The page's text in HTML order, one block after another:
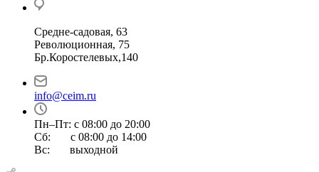
Средне-садовая, 63
Революционная, 75
Бр.Коростелевых,140
info@ceim.ru
Пн–Пт: с 08:00 до 20:00
Сб: с 08:00 до 14:00
Вс: выходной